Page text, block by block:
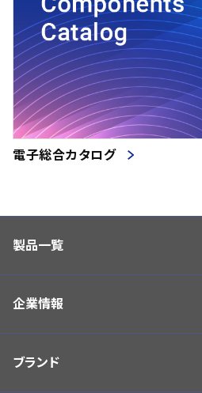
電子総合カタログ
製品一覧
企業情報
ブランド